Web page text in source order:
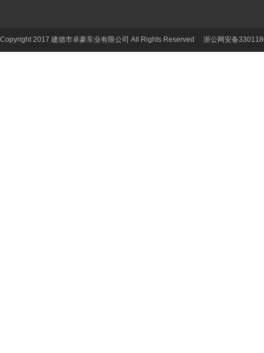
Copyright 2017 建德市卓豪车业有限公司 All Rights Reserved 浙公网安备